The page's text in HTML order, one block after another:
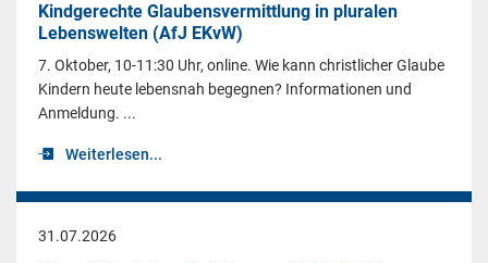
Kindgerechte Glaubensvermittlung in pluralen
Lebenswelten (AfJ EKvW)
7. Oktober, 10-11:30 Uhr, online. Wie kann christlicher Glaube
Kindern heute lebensnah begegnen? Informationen und
Anmeldung. ...
Weiterlesen...
31.07.2026